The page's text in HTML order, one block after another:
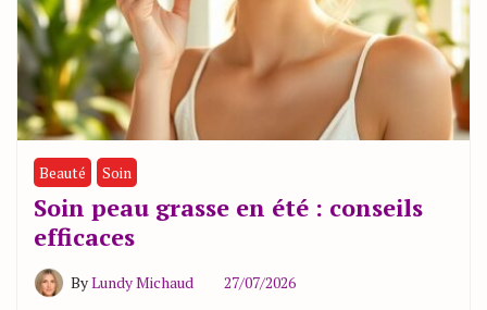
Beauté Soin
Soin peau grasse en été : conseils
efficaces
ByLundy Michaud 27/07/2026